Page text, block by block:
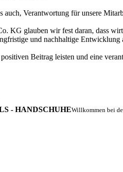
auch, Verantwortung für unsere
KG glauben wir fest daran, dass
und nachhaltige
Beitrag leisten und eine
- HANDSCHUHEWillkommen bei